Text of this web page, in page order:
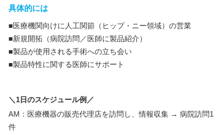
具体的には
■医療機関向けに人工関節（ヒップ・ニー領域）の営業
■新規開拓（病院訪問／医師に製品紹介）
■製品が使用される手術への立ち会い
■製品特性に関する医師にサポート
＼1日のスケジュール例／
AM：医療機器の販売代理店を訪問し、情報収集 → 病院訪問1
件